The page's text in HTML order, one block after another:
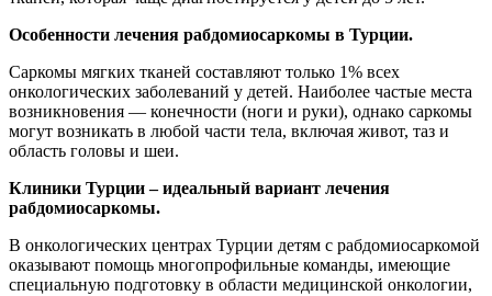
Особенности лечения рабдомиосаркомы в Турции.
Саркомы мягких тканей составляют только 1% всех
онкологических заболеваний у детей. Наиболее частые места
возникновения — конечности (ноги и руки), однако саркомы
могут возникать в любой части тела, включая живот, таз и
область головы и шеи.
Клиники Турции – идеальный вариант лечения
рабдомиосаркомы.
В онкологических центрах Турции детям с рабдомиосаркомой
оказывают помощь многопрофильные команды, имеющие
специальную подготовку в области медицинской онкологии,